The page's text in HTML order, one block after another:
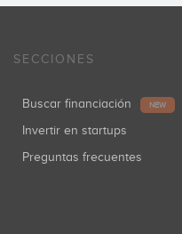
SECCIONES
Buscar financiación NEW
Invertir en startups
Preguntas frecuentes